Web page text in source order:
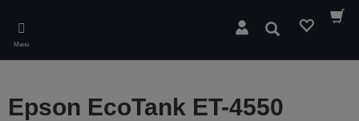
main
content
Menú
Buscar
Epson EcoTank ET-4550